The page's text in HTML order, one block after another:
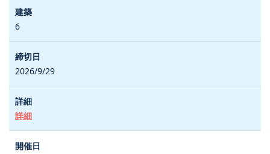
6
2026/9/29
詳細